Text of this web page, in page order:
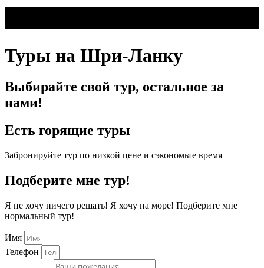
Туры на Шри-Ланку
Выбирайте свой тур, остальное за
нами!
Есть горящие туры
Забронируйте тур по низкой цене и сэкономьте время
Подберите мне тур!
Я не хочу ничего решать! Я хочу на море! Подберите мне
нормальный тур!
Имя
Телефон